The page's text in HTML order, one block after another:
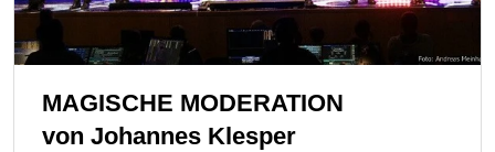
MAGISCHE MODERATION
von Johannes Klesper